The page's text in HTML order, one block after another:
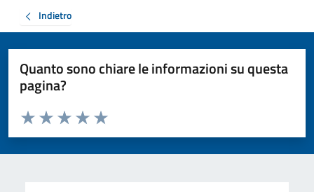
Indietro
Quanto sono chiare le informazioni su questa
pagina?
Valuta da 1 a 5 stelle la pagina
Valuta 5 stelle su 5
Valuta 4 stelle su 5
Valuta 3 stelle su 5
Valuta 2 stelle su 5
Valuta 1 stelle su 5